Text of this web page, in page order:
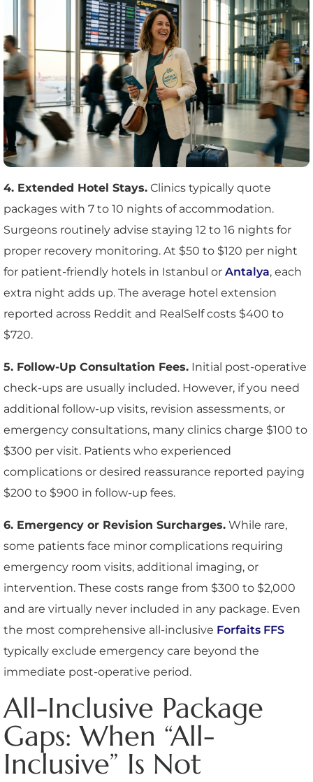
4. Extended Hotel Stays. Clinics typically quote
packages with 7 to 10 nights of accommodation.
Surgeons routinely advise staying 12 to 16 nights for
proper recovery monitoring. At $50 to $120 per night
for patient-friendly hotels in Istanbul or Antalya, each
extra night adds up. The average hotel extension
reported across Reddit and RealSelf costs $400 to
$720.
5. Follow-Up Consultation Fees. Initial post-operative
check-ups are usually included. However, if you need
additional follow-up visits, revision assessments, or
emergency consultations, many clinics charge $100 to
$300 per visit. Patients who experienced
complications or desired reassurance reported paying
$200 to $900 in follow-up fees.
6. Emergency or Revision Surcharges. While rare,
some patients face minor complications requiring
emergency room visits, additional imaging, or
intervention. These costs range from $300 to $2,000
and are virtually never included in any package. Even
the most comprehensive all-inclusive Forfaits FFS
typically exclude emergency care beyond the
immediate post-operative period.
All-Inclusive Package
Gaps: When “All-
Inclusive” Is Not